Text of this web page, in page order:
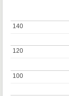
100
100
120
120
140
140